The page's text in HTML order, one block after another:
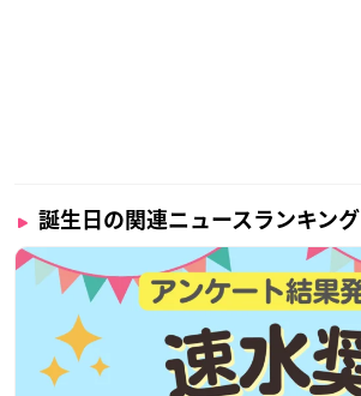
誕生日の関連ニュースランキング